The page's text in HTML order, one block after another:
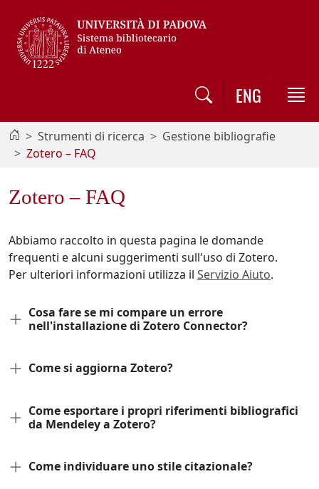
ENG
Strumenti di ricerca
Gestione bibliografie
Zotero – FAQ
Zotero – FAQ
Abbiamo raccolto in questa pagina le domande
frequenti e alcuni suggerimenti sull'uso di Zotero.
Per ulteriori informazioni utilizza il Servizio Aiuto.
Cosa fare se mi compare un errore
nell'installazione di Zotero Connector?
Come si aggiorna Zotero?
Come esportare i propri riferimenti bibliografici
da Mendeley a Zotero?
Come individuare uno stile citazionale?